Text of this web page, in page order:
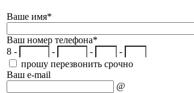
Ваше имя*
Ваш номер телефона*
8 -
- -
-
прошу перезвонить срочно
Ваш e-mail
@